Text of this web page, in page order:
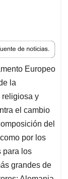
Europeo
la
religiosa y
el cambio
del
por los
para los
grandes de